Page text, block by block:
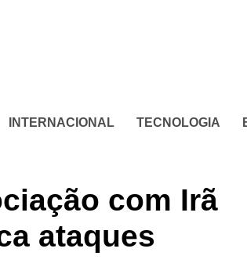
INTERNACIONAL TECNOLOGIA
com Irã
ataques